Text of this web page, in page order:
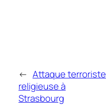
← Attaque terroriste
religieuse à
Strasbourg